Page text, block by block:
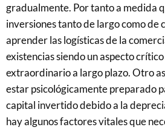
gradualmente. Por tanto a medida
inversiones tanto de largo como de
aprender las logísticas de la
existencias siendo un aspecto
extraordinario a largo plazo. Otro
estar psicológicamente preparado
capital invertido debido a la
hay algunos factores vitales que